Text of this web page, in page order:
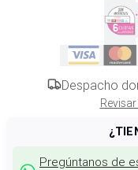
Despacho
Pregúntanos de